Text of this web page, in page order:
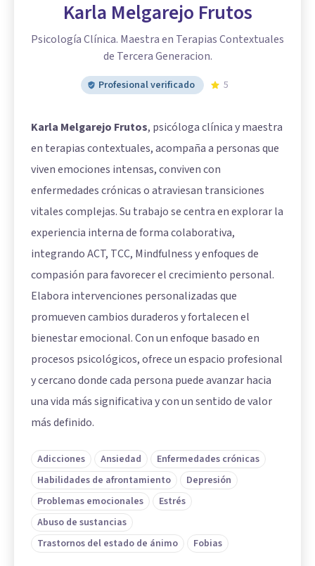
Karla Melgarejo Frutos
Psicología Clínica. Maestra en Terapias Contextuales
de Tercera Generacion.
Profesional verificado 5
Karla Melgarejo Frutos, psicóloga clínica y maestra
en terapias contextuales, acompaña a personas que
viven emociones intensas, conviven con
enfermedades crónicas o atraviesan transiciones
vitales complejas. Su trabajo se centra en explorar la
experiencia interna de forma colaborativa,
integrando ACT, TCC, Mindfulness y enfoques de
compasión para favorecer el crecimiento personal.
Elabora intervenciones personalizadas que
promueven cambios duraderos y fortalecen el
bienestar emocional. Con un enfoque basado en
procesos psicológicos, ofrece un espacio profesional
y cercano donde cada persona puede avanzar hacia
una vida más significativa y con un sentido de valor
más definido.
Adicciones Ansiedad
Enfermedades crónicas
Habilidades de afrontamiento
Depresión
Problemas emocionales
Estrés
Abuso de sustancias
Trastornos del estado de ánimo
Fobias